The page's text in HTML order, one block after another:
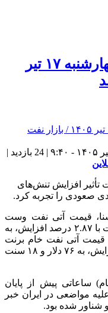
قیمت جهانی نفت امروز چهارشنبه ۱۷ تیر
شناسه خبر : 176546 | تاریخ انتشار : ۱۷ تیر ۱۴۰۵ - ۹:۴۰ | 24 بازدید |
تأثیر افزایش تنش‌های
صعودی را تجربه کرد.
قیمت آتی نفت وست
تگزاس اینترمدیت برای تحویل در ماه اوت با ۲.۸۷ درصد افزایش، به
قیمت آتی نفت خام برنت
برای تحویل در سپتامبر با ۲.۷۵ درصد افزایش، به ۷۶ دلار و ۱۸ سنت
ساعاتی پیش از پایان
مواضعی در ایران خبر
شناور شده بود.